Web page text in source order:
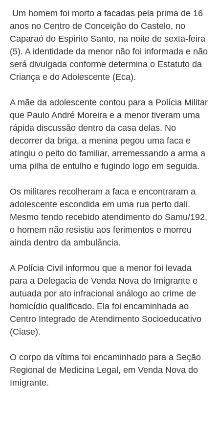
Um homem foi morto a facadas pela prima de 16
anos no Centro de Conceição do Castelo, no
Caparaó do Espírito Santo, na noite de sexta-feira
(5). A identidade da menor não foi informada e não
será divulgada conforme determina o Estatuto da
Criança e do Adolescente (Eca).
A mãe da adolescente contou para a Polícia Militar
que Paulo André Moreira e a menor tiveram uma
rápida discussão dentro da casa delas. No
decorrer da briga, a menina pegou uma faca e
atingiu o peito do familiar, arremessando a arma a
uma pilha de entulho e fugindo logo em seguida.
Os militares recolheram a faca e encontraram a
adolescente escondida em uma rua perto dali.
Mesmo tendo recebido atendimento do Samu/192,
o homem não resistiu aos ferimentos e morreu
ainda dentro da ambulância.
A Polícia Civil informou que a menor foi levada
para a Delegacia de Venda Nova do Imigrante e
autuada por ato infracional análogo ao crime de
homicídio qualificado. Ela foi encaminhada ao
Centro Integrado de Atendimento Socioeducativo
(Ciase).
O corpo da vítima foi encaminhado para a Seção
Regional de Medicina Legal, em Venda Nova do
Imigrante.